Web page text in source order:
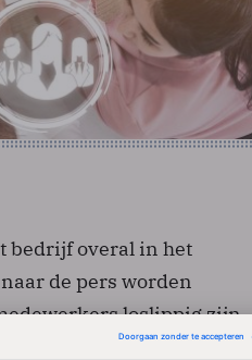
bedrijf overal in het
de pers worden
loslippig zijn,
als doorgeefluik